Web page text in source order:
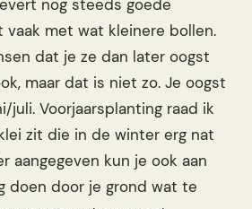
nog steeds goede
vaak met wat kleinere bollen.
dat je ze dan later oogst
maar dat is niet zo. Je oogst
juli. Voorjaarsplanting raad ik
zit die in de winter erg nat
aangegeven kun je ook aan
doen door je grond wat te